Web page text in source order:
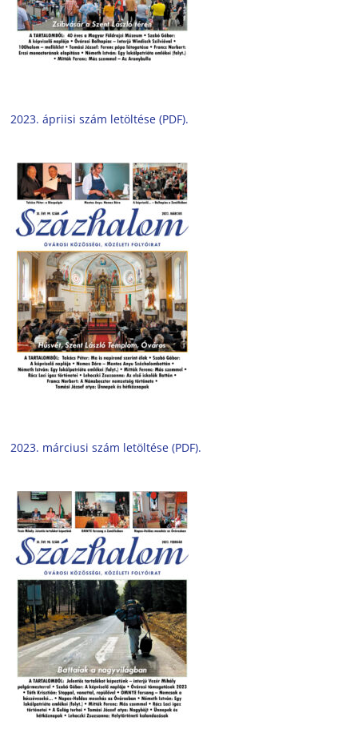
2023. ápriisi szám letöltése (PDF).
2023. márciusi szám letöltése (PDF).